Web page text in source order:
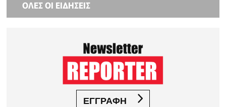
ΟΛΕΣ ΟΙ ΕΙΔΗΣΕΙΣ
ΕΓΓΡΑΦΗ